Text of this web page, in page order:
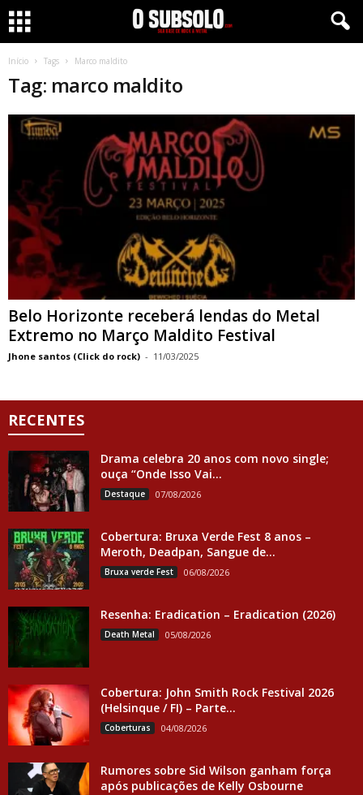
Início Tags Marco maldito
Tag: marco maldito
Belo Horizonte receberá lendas do Metal
Extremo no Março Maldito Festival
Jhone santos (Click do rock) - 11/03/2025
RECENTES
Drama celebra 20 anos com novo single;
ouça “Onde Isso Vai...
Destaque 07/08/2026
Cobertura: Bruxa Verde Fest 8 anos –
Meroth, Deadpan, Sangue de...
Bruxa verde Fest 06/08/2026
Resenha: Eradication – Eradication (2026)
Death Metal 05/08/2026
Cobertura: John Smith Rock Festival 2026
(Helsinque / FI) – Parte...
Coberturas 04/08/2026
Rumores sobre Sid Wilson ganham força
após publicações de Kelly Osbourne